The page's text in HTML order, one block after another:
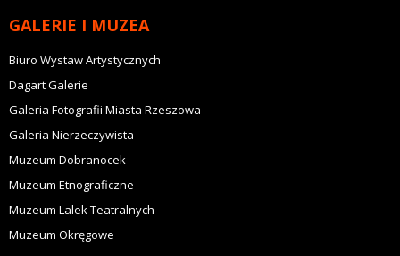
GALERIE I MUZEA
Biuro Wystaw Artystycznych
Dagart Galerie
Galeria Fotografii Miasta Rzeszowa
Galeria Nierzeczywista
Muzeum Dobranocek
Muzeum Etnograficzne
Muzeum Lalek Teatralnych
Muzeum Okręgowe